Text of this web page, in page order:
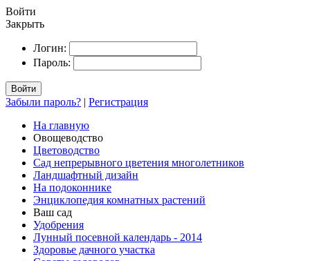
Войти
Закрыть
Логин:
Пароль:
Войти
Забыли пароль? | Регистрация
На главную
Овощеводство
Цветоводство
Сад непрерывного цветения многолетников
Ландшафтный дизайн
На подоконнике
Энциклопедия комнатных растений
Ваш сад
Удобрения
Лунный посевной календарь - 2014
Здоровье дачного участка